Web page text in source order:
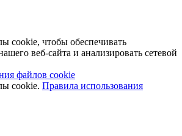
cookie, чтобы обеспечивать
веб-сайта и анализировать сетевой
файлов cookie
cookie. Правила использования